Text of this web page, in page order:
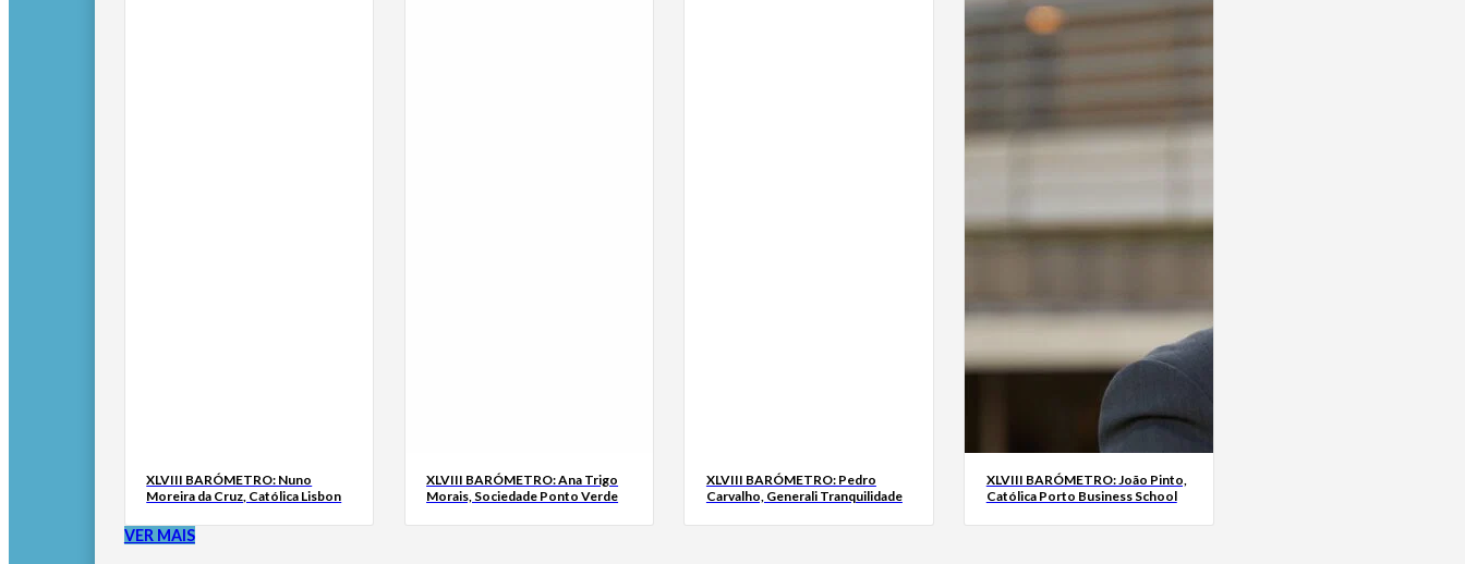
XLVIII BARÓMETRO: Nuno
Moreira da Cruz, Católica Lisbon
XLVIII BARÓMETRO: Ana Trigo
Morais, Sociedade Ponto Verde
XLVIII BARÓMETRO: Pedro
Carvalho, Generali Tranquilidade
XLVIII BARÓMETRO: João Pinto,
Católica Porto Business School
VER MAIS